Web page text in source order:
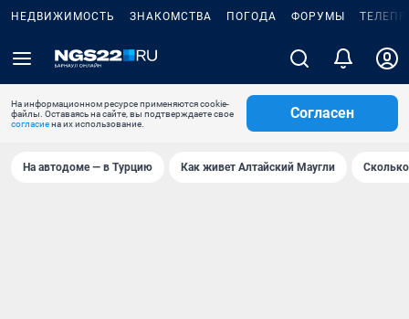
НЕДВИЖИМОСТЬ ЗНАКОМСТВА ПОГОДА ФОРУМЫ
На информационном ресурсе применяются cookie-
файлы. Оставаясь на сайте, вы подтверждаете свое
согласиена их использование.
Согласен
На автодоме — в Турцию Как живет Алтайский Маугли